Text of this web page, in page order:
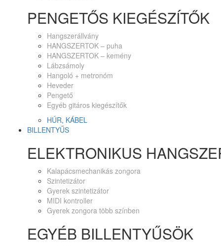
PENGETŐS KIEGÉSZÍTŐK
Hangszerállvány
HANGSZERTOK – puha
HANGSZERTOK – kemény
Lábzsámoly
Hangoló + metronóm
Heveder
Pengető
Egyéb gitáros kiegészítők
HÚR, KÁBEL
BILLENTYŰS
ELEKTRONIKUS
Kalapácsmechanikás zongora
Szintetizátor
Gyerek szintetizátor
MIDI kontroller
Gyerek zongora több színben
EGYÉB BILLENTYŰSÖK